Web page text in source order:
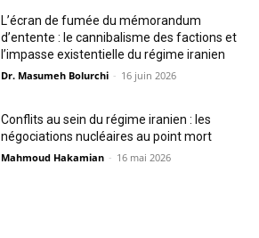
L’écran de fumée du mémorandum
d’entente : le cannibalisme des factions et
l’impasse existentielle du régime iranien
Dr. Masumeh Bolurchi - 16 juin 2026
Conflits au sein du régime iranien : les
négociations nucléaires au point mort
Mahmoud Hakamian - 16 mai 2026